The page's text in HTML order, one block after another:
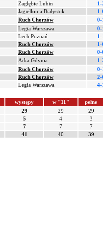
Zagłębie Lubin
1-
Jagiellonia Białystok
1-
Ruch Chorzów
0-
Legia Warszawa
0-
Lech Poznań
1-
Ruch Chorzów
1-
Ruch Chorzów
0-
Arka Gdynia
1-
Ruch Chorzów
0-
Ruch Chorzów
2-
Legia Warszawa 4-
występy w "11"
pełne
29 29
29
5 4
3
7 7
7
41 40 39